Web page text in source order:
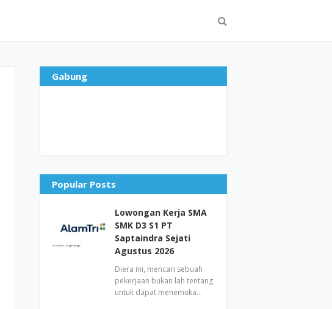
Gabung
Popular Posts
Lowongan Kerja SMA
SMK D3 S1 PT
Saptaindra Sejati
Agustus 2026
Diera ini, mencari sebuah
pekerjaan bukan lah tentang
untuk dapat menemuka…